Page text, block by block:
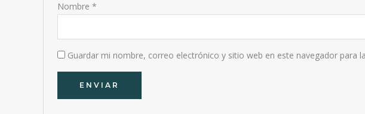
Nombre*
Guardar mi nombre, correo electrónico y sitio web en este navegador para